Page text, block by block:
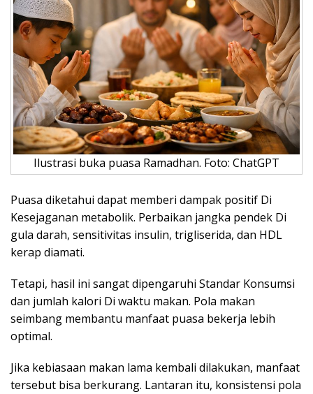
Ilustrasi buka puasa Ramadhan. Foto: ChatGPT
Puasa diketahui dapat memberi dampak positif Di
Kesejaganan metabolik. Perbaikan jangka pendek Di
gula darah, sensitivitas insulin, trigliserida, dan HDL
kerap diamati.
Tetapi, hasil ini sangat dipengaruhi Standar Konsumsi
dan jumlah kalori Di waktu makan. Pola makan
seimbang membantu manfaat puasa bekerja lebih
optimal.
Jika kebiasaan makan lama kembali dilakukan, manfaat
tersebut bisa berkurang. Lantaran itu, konsistensi pola